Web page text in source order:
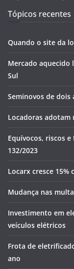
Tópicos recentes
Quando o site da
Mercado aquecido
Sul
Seminovos de dois
Locadoras adotam
Equívocos, riscos
132/2023
Locarx cresce 15%
Mudança nas
Investimento em
veículos elétricos
Frota de
ano